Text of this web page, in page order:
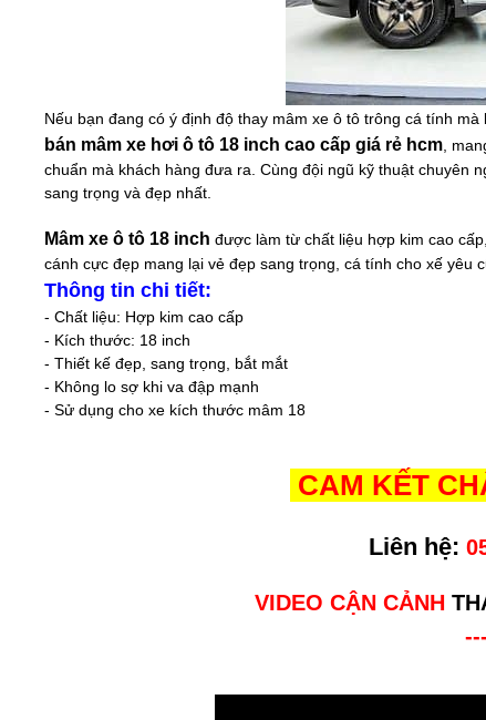
Nếu bạn đang có ý định độ thay mâm xe ô tô trông cá tính
bán mâm xe hơi ô tô 18 inch cao cấp giá rẻ​ hcm ,
chuẩn mà khách hàng đưa ra. Cùng đội ngũ kỹ thuật chuyên
sang trọng và đẹp nhất.
Mâm xe ô tô 18 inch được làm từ chất liệu hợp kim cao
cánh cực đẹp mang lại vẻ đẹp sang trọng, cá tính cho xế yêu
Thông tin chi tiết:
- Chất liệu: Hợp kim cao cấp
- Kích thước: 18 inch
- Thiết kế đẹp, sang trọng, bắt mắt
- Không lo sợ khi va đập mạnh
- Sử dụng cho xe kích thước mâm 18
CAM KẾT
Liên hệ:
VIDEO CẬN CẢNH